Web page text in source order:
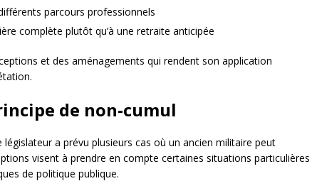
parcours professionnels
complète plutôt qu’à une retraite anticipée
et des aménagements qui rendent son application
de non-cumul
a prévu plusieurs cas où un ancien militaire peut
visent à prendre en compte certaines situations particulières
de politique publique.